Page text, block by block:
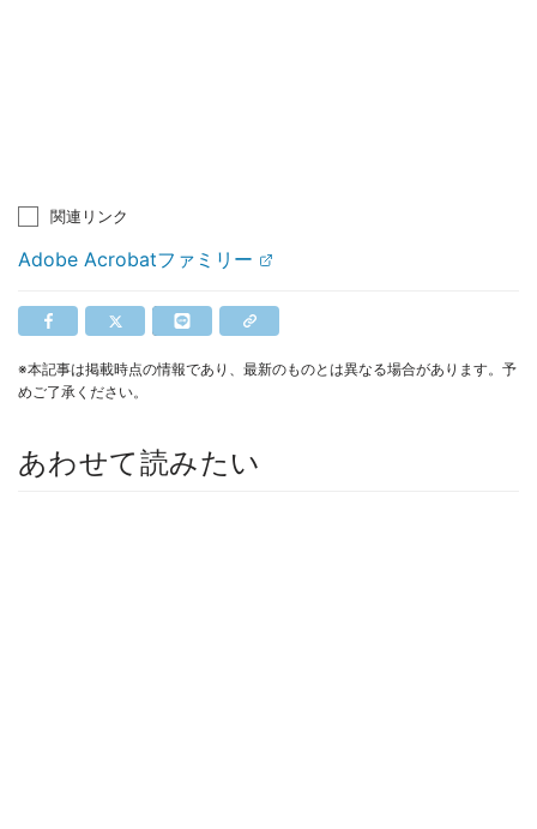
関連リンク
Adobe Acrobatファミリー
※本記事は掲載時点の情報であり、最新のものとは異なる場合があります。予
めご了承ください。
あわせて読みたい